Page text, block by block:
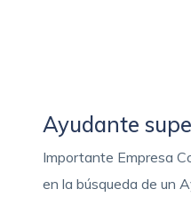
Ayudante
Importante Empresa
en la búsqueda de un